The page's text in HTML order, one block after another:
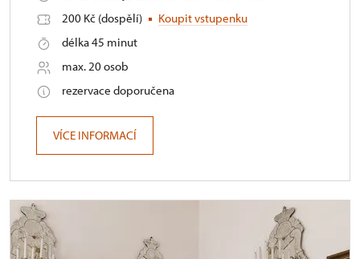
200 Kč (dospělí)
Koupit vstupenku
délka 45 minut
max. 20 osob
rezervace doporučena
VÍCE INFORMACÍ